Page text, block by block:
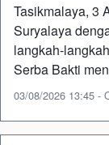
Tasikmalaya, 3
Suryalaya
langkah-
Serba Bakti
03/08/2026 13:45 -